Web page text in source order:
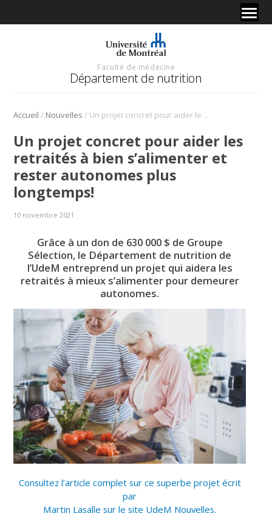
Faculté de médecine
Département de nutrition
Accueil / Nouvelles / Un projet concret pour aider les retraités à bien s’alimenter et rester autonomes plus longtemps!
Un projet concret pour aider les
retraités à bien s’alimenter et
rester autonomes plus
longtemps!
10 novembre 2021
Grâce à un don de 630 000 $ de Groupe
Sélection, le Département de nutrition de
l’UdeM entreprend un projet qui aidera les
retraités à mieux s’alimenter pour demeurer
autonomes.
Consultez l’article complet sur ce superbe projet écrit
par
Martin Lasalle sur le site UdeM Nouvelles.